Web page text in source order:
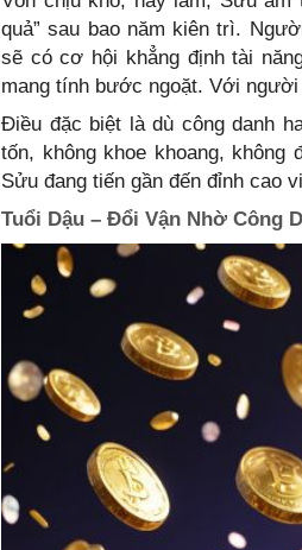
quả” sau bao năm kiên trì.
sẽ có cơ hội khẳng định tài
mang tính bước ngoặt. Với
Điều đặc biệt là dù công danh
tốn, không khoe khoang, không
Sửu đang tiến gần đến đỉnh cao
Tuổi Dậu – Đổi Vận Nhờ Công